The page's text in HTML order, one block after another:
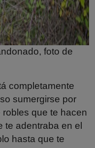
foto de
completamente
sumergirse por
que te hacen
te adentraba en el
hasta que te